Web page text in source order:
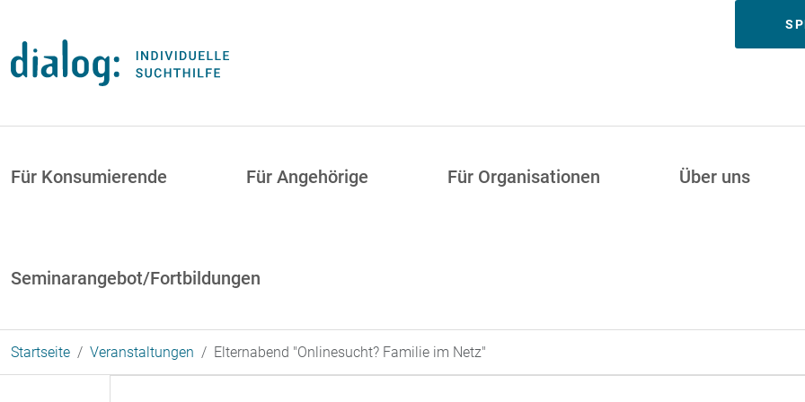
Für Konsumierende Für Angehörige Für Organisationen Über uns
Seminarangebot/Fortbildungen
Startseite Veranstaltungen Elternabend "Onlinesucht? Familie im Netz"